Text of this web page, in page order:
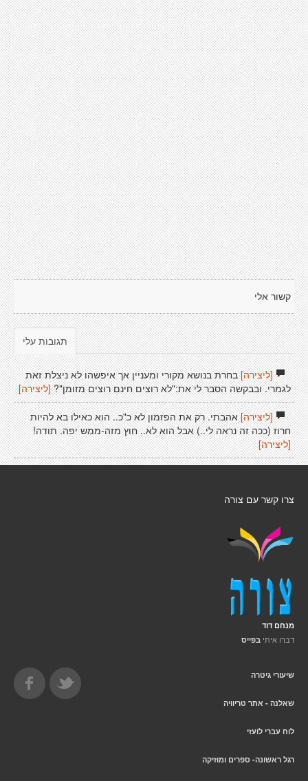
קשור אלי
תגובות עלי
[ליצירה]בחרת בנושא מקורי ומעניין אך איפשהו לא ניצלת זאת
לגמרי. ובבקשה הסבר לי את:"לא רוצים חינם רוצים מזומן"?[ליצירה]
[ליצירה]אהבתי. רק את הפזמון לא כ"כ.. הוא כאילו בא להיות
חרוז (ככה זה נראה לי..) אבל הוא לא.. חוץ מזה-ממש יפה. תודה!
[ליצירה]
צרו קשר עם צורה
מנחם דוד
דברו איתי בפייס
שיעורי גיטרה
שאלנה - אתר טריוויה
לוח עברי לועזי
רגל ראשונה- ספרים ומוזיקה